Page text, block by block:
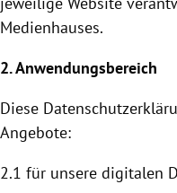
Medienhauses.
2. Anwendungsbereich
Diese
Angebote:
2.1 für unsere digitalen